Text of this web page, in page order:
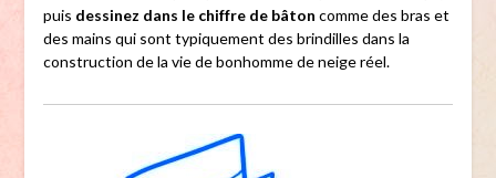
puis dessinez dans le chiffre de bâton comme des bras et
des mains qui sont typiquement des brindilles dans la
construction de la vie de bonhomme de neige réel.